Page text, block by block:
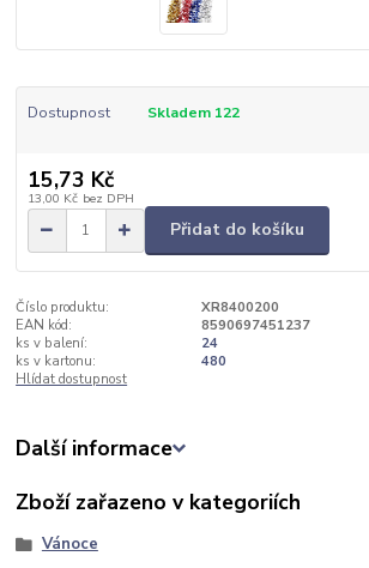
Dostupnost Skladem 122
15,73 Kč
13,00 Kč bez DPH
Přidat do košíku
Číslo produktu:
XR8400200
EAN kód:
8590697451237
ks v balení:
24
ks v kartonu:
480
Hlídat dostupnost
Další informace
Zboží zařazeno v kategoriích
Vánoce